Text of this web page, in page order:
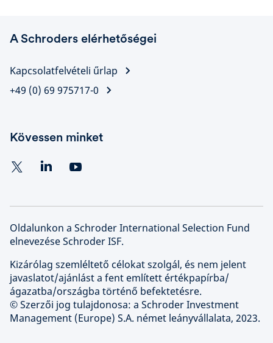
A Schroders elérhetőségei
Kapcsolatfelvételi űrlap
+49 (0) 69 975717-0
Kövessen minket
Oldalunkon a Schroder International Selection Fund
elnevezése Schroder ISF.
Kizárólag szemléltető célokat szolgál, és nem jelent
javaslatot/ajánlást a fent említett értékpapírba/
ágazatba/országba történő befektetésre.
© Szerzői jog tulajdonosa: a Schroder Investment
Management (Europe) S.A. német leányvállalata, 2023.